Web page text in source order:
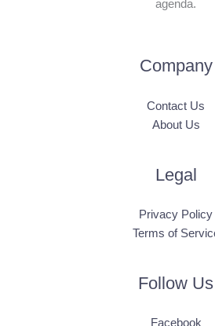
agenda.
Company
Contact Us
About Us
Legal
Privacy Policy
Terms of
Follow Us
Facebook